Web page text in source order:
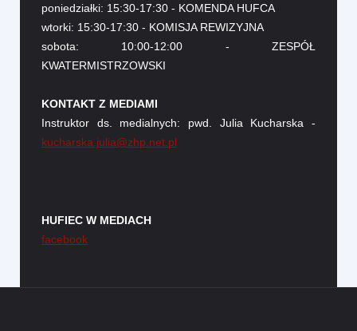
poniedziałki: 15:30-17:30 - KOMENDA HUFCA
wtorki: 15:30-17:30 - KOMISJA REWIZYJNA
sobota: 10:00-12:00 - ZESPÓŁ
KWATERMISTRZOWSKI
KONTAKT Z MEDIAMI
Instruktor ds. medialnych: pwd. Julia Kucharska -
kucharska.julia@zhp.net.pl
HUFIEC W MEDIACH
facebook